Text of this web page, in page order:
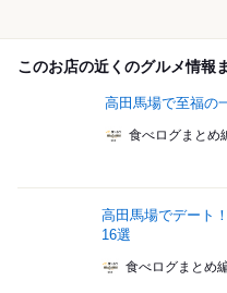
このお店の近くのグルメ情報
高田馬場で至福の
食べログまとめ
高田馬場でデート
16選
食べログまとめ